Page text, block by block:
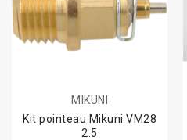
MIKUNI
Kit pointeau Mikuni VM28
2.5